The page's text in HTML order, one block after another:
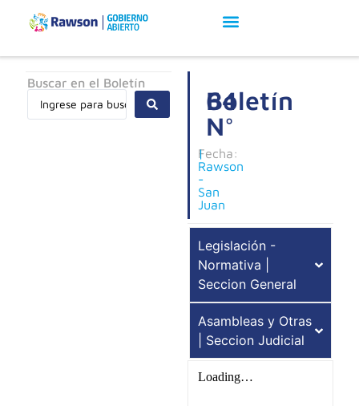
Buscar en el Boletín
Boletín
N°
64
Fecha:
|
Rawson
-
San
Juan
Legislación -
Normativa |
Seccion General
Asambleas y Otras
| Seccion Judicial